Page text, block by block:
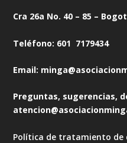
Cra 26a No. 40 – 85 –
Teléfono: 601 7179434
Email:
Preguntas, sugerencias,
Política de tratamiento de